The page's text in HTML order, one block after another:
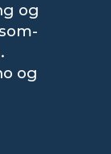
og
og